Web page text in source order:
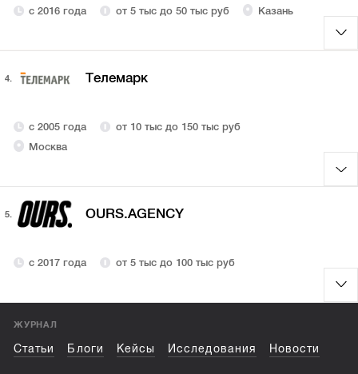
с 2016 года от 5 тыс до 50 тыс руб Казань
4. Телемарк
с 2005 года
от 10 тыс до 150 тыс руб
Москва
5. OURS.AGENCY
с 2017 года от 5 тыс до 100 тыс руб
ЖУРНАЛ
Статьи Блоги Кейсы Исследования Новости